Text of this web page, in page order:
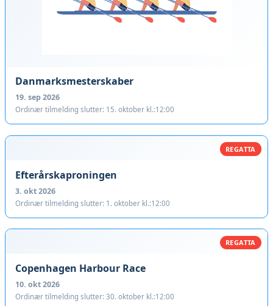
Danmarksmesterskaber
19. sep 2026
Ordinær tilmelding slutter: 15. oktober kl.:12:00
REGATTA
Efterårskaproningen
3. okt 2026
Ordinær tilmelding slutter: 1. oktober kl.:12:00
REGATTA
Copenhagen Harbour Race
10. okt 2026
Ordinær tilmelding slutter: 30. oktober kl.:12:00